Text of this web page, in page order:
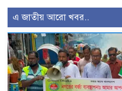
এ জাতীয় আরো খবর..